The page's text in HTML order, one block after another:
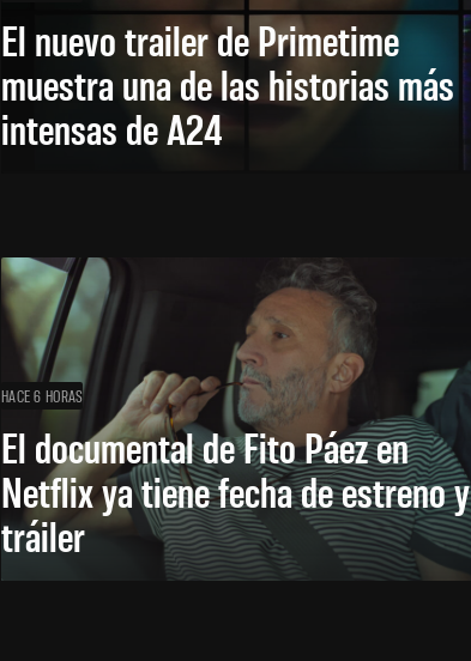
El nuevo trailer de Primetime
muestra una de las historias más
intensas de A24
HACE 6 HORAS
El documental de Fito Páez en
Netflix ya tiene fecha de estreno y
tráiler